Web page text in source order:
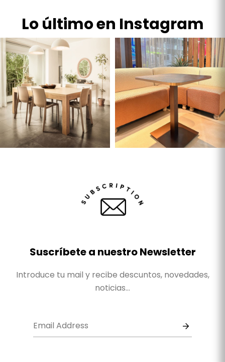
Lo último en Instagram
Suscríbete a nuestro Newsletter
Introduce tu mail y recibe descuntos, novedades,
noticias...